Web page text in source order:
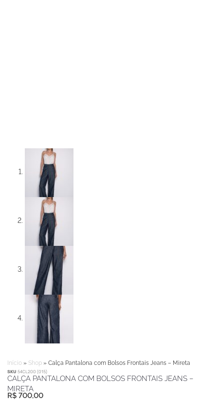
Início » Shop » Calça Pantalona com Bolsos Frontais Jeans – Mireta
SKU 54CL200 (015)
CALÇA PANTALONA COM BOLSOS FRONTAIS JEANS –
MIRETA
R$ 700,00